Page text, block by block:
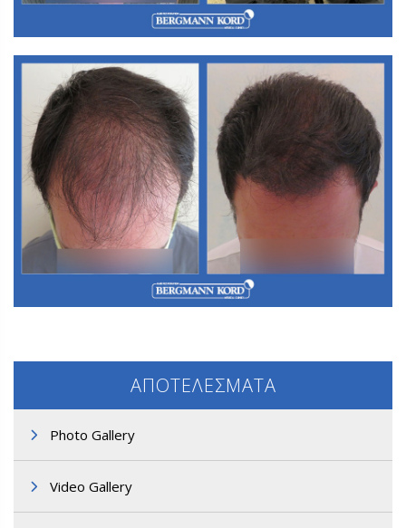
Α3. Μεταμόσχευση Μαλλιών FUT
ΑΠΟΤΕΛΕΣΜΑΤΑ
Photo Gallery
Video Gallery